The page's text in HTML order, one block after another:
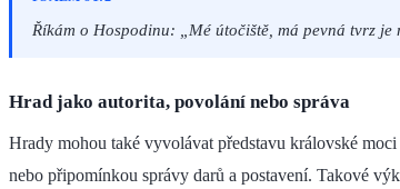
Říkám o Hospodinu: „Mé útočiště, má pevná tvrz je
Hrad jako autorita, povolání nebo správa
Hrady mohou také vyvolávat představu královské
nebo připomínkou správy darů a postavení. Takové